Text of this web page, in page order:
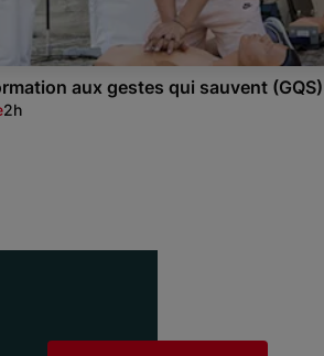
aux gestes qui sauvent (GQS)
2h